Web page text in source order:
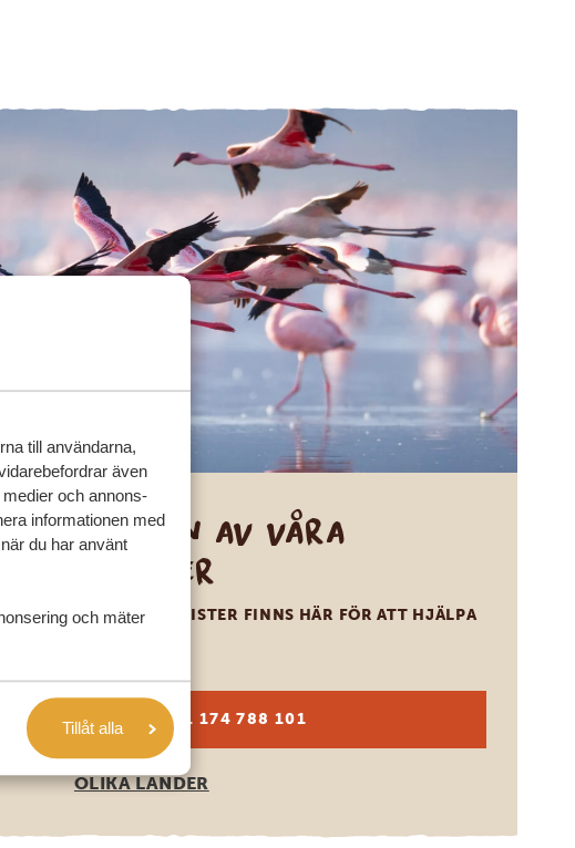
till användarna,
även
och annons-
informationen med
du har använt
och mäter
Tillåt alla
Ring en av våra
experter
VÅRA SPECIALISTER FINNS HÄR FÖR ATT HJÄLPA
SV: +31 174 788 101
OLIKA LÄNDER